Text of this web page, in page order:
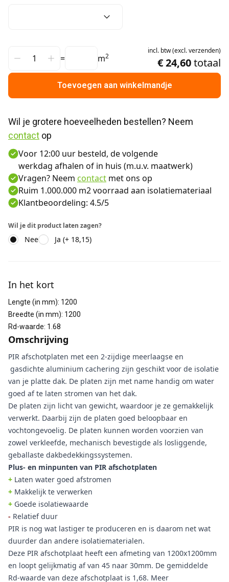
= m2
incl. btw(excl.verzenden)
€ 24,60totaal
Toevoegen aan winkelmandje
contact op
Voor 12:00 uur besteld, de volgende
werkdag afhalen of in huis (m.u.v. maatwerk)
Vragen? Neem contact met ons op
Ruim 1.000.000 m2 voorraad aan isolatiemateriaal
Klantbeoordeling: 4.5/5
Wil je dit product laten zagen?
Nee Ja (+ 18,15)
In het kort
Lengte (in mm): 1200
Breedte (in mm): 1200
Rd-waarde: 1.68
Omschrijving
PIR afschotplaten met een 2-zijdige meerlaagse en
gasdichte aluminium cachering zijn geschikt voor de isolatie
van je platte dak. De platen zijn met name handig om water
goed af te laten stromen van het dak.
De platen zijn licht van gewicht, waardoor je ze gemakkelijk
verwerkt. Daarbij zijn de platen goed beloopbaar en
vochtongevoelig. De platen kunnen worden voorzien van
zowel verkleefde, mechanisch bevestigde als losliggende,
geballaste dakbedekkingssystemen.
Plus- en minpunten van PIR afschotplaten
+ Laten water goed afstromen
+ Makkelijk te verwerken
+ Goede isolatiewaarde
- Relatief duur
PIR is nog wat lastiger te produceren en is daarom net wat
duurder dan andere isolatiematerialen.
Deze PIR afschotplaat heeft een afmeting van 1200x1200mm
en loopt gelijkmatig af van 45 naar 30mm. De gemiddelde
Rd-waarde van deze afschotplaat is 1,68. Meer